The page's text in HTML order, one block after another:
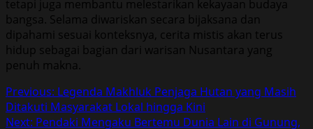
tetapi juga membantu melestarikan kekayaan budaya
bangsa. Selama diwariskan secara bijaksana dan
dipahami sesuai konteksnya, cerita mistis akan terus
hidup sebagai bagian dari warisan Nusantara yang
penuh makna.
Post
navigation
Previous: Legenda Makhluk Penjaga Hutan yang Masih
Ditakuti Masyarakat Lokal hingga Kini
Next: Pendaki Mengaku Bertemu Dunia Lain di Gunung,